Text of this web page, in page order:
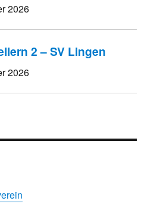
2026
2 – SV Lingen
2026